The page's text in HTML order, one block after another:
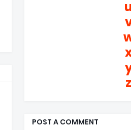
POST A COMMENT